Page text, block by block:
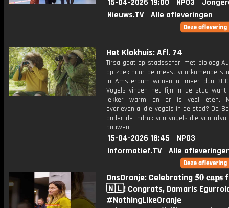
15-04-2026 19:00 NPO3
Nieuws.TV
Alle afleveringen
Het Klokhuis: Afl. 74
Tirsa gaat op stadssafari met bioloog
op zoek naar de meest voorkomende
In Amsterdam wonen al meer dan
Vogels vinden het fijn in de stad
lekker warm en er is veel eten.
overleven al die vogels in de stad? De
onder de indruk van vogels die van
bouwen.
15-04-2026 18:45
NPO3
Informatief.TV
Alle
OnsOranje: Celebrating 𝟓𝟎 𝐜𝐚𝐩𝐬
🇳🇱! Congrats, Damaris
#NothingLikeOranje